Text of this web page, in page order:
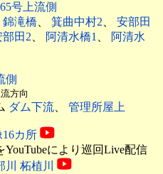
号上流側
錦滝橋、 箕曲中村2、 安部田
部田2、 阿清水橋1、
阿清水
側
方向
ダム下流、 管理所屋上
カ所
により巡回Live配信
柘植川